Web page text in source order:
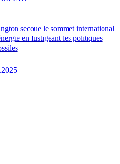
secoue le sommet international
en fustigeant les politiques